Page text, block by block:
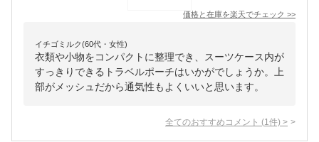
価格と在庫を楽天でチェック >>
イチゴミルク(60代・女性)
衣類や小物をコンパクトに整理でき、スーツケース内が
すっきりできるトラベルポーチはいかがでしょうか。上
部がメッシュだから通気性もよくいいと思います。
全てのおすすめコメント (1 件) >